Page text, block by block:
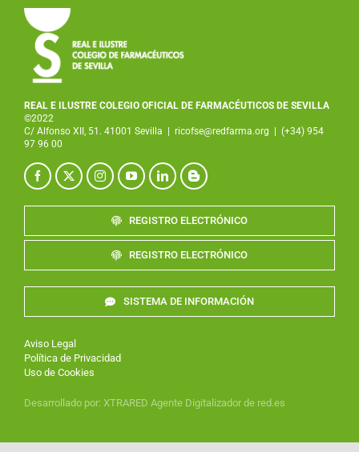
REAL E ILUSTRE COLEGIO OFICIAL DE FARMACÉUTICOS DE SEVILLA
©2022
C/ Alfonso XII, 51. 41001 Sevilla
ricofse@redfarma.org
(+34) 954
97 96 00
REGISTRO ELECTRÓNICO
REGISTRO ELECTRÓNICO
SISTEMA DE INFORMACIÓN
Aviso Legal
Política de Privacidad
Uso de Cookies
Desarrollado por: XTRARED Agente Digitalizador de red.es